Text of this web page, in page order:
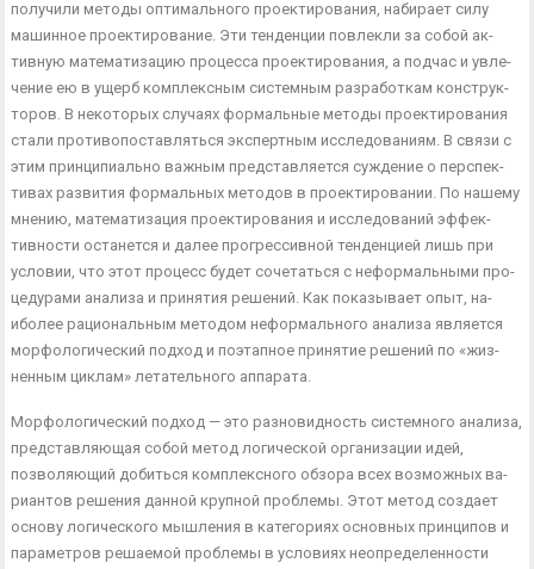
получили методы оптимального проектирования, набирает силу
машинное проектирование. Эти тенденции повлекли за собой ак­
тивную математизацию процесса проектирования, а подчас и увле­
чение ею в ущерб комплексным системным разработкам конструк­
торов. В некоторых случаях формальные методы проектирования
стали противопоставляться экспертным исследованиям. В связи с
этим принципиально важным представляется суждение о перспек­
тивах развития формальных методов в проектировании. По наше­му
мнению, математизация проектирования и исследований эффек­
тивности останется и далее прогрессивной тенденцией лишь при
условии, что этот процесс будет сочетаться с неформальными про­
цедурами анализа и принятия решений. Как показывает опыт, на­
иболее рациональным методом неформального анализа является
морфологический подход и поэтапное принятие решений по «жиз­
ненным циклам» летательного аппарата.
Морфологический подход — это разновидность системного ана­лиза,
представляющая собой метод логической организации идей,
позволяющий добиться комплексного обзора всех возможных ва­
риантов решения данной крупной проблемы. Этот метод создает
основу логического мышления в категориях основных принципов и
параметров решаемой проблемы в условиях неопределенности